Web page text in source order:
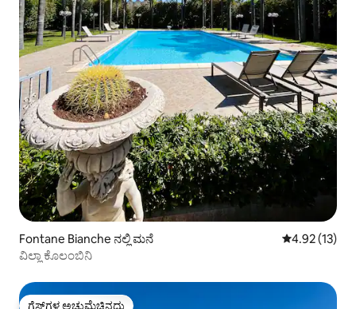
Fontane Bianche ನಲ್ಲಿ ಮನೆ 5 ರಲ್ಲಿ 4.92
4.92 (13)
ವಿಲ್ಲಾ ಕೊಲಂಬಿನಿ
ಗೆಸ್ಟ್‌ಗಳ ಅಚ್ಚುಮೆಚ್ಚಿನದು